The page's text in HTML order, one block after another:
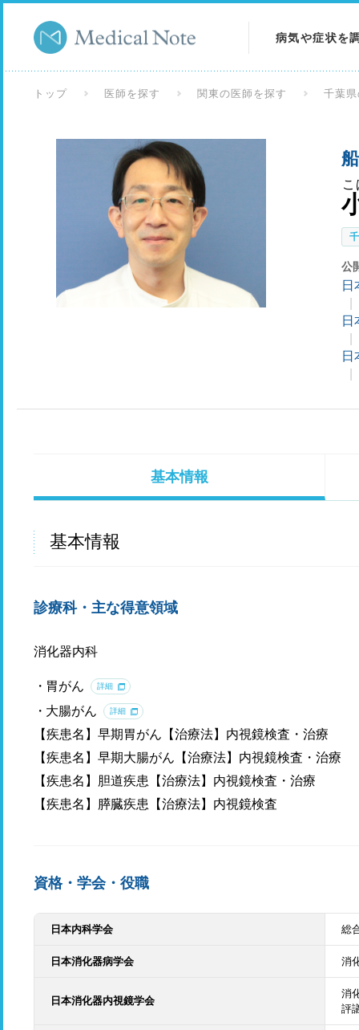
病気や症状を
検査を調べる
トップ 医師を探す 関東の医師を探す 千葉
公
日
日
日
基本情報
基本情報
診療科・主な得意領域
消化器内科
胃がん 詳細
大腸がん 詳細
【疾患名】早期胃がん【治療法】内視鏡検査・治療
【疾患名】早期大腸がん【治療法】内視鏡検査・治療
【疾患名】胆道疾患【治療法】内視鏡検査・治療
【疾患名】膵臓疾患【治療法】内視鏡検査
資格・学会・役職
日本内科学会 総
日本消化器病学会 消
日本消化器内視鏡学会
消
評